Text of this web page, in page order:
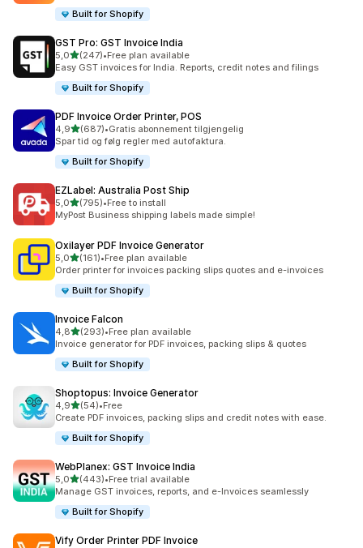
Built for Shopify
GST Pro: GST Invoice India
5,0av 5 stjerner
(247)
Totalt 247 omtaler
•Free plan available
Easy GST invoices for India. Reports, credit notes and filings
Built for Shopify
PDF Invoice Order Printer, POS
4,9av 5 stjerner
(687)
Totalt 687 omtaler
•Gratis abonnement tilgjengelig
Spar tid og følg regler med autofaktura.
Built for Shopify
EZLabel: Australia Post Ship
5,0av 5 stjerner
(795)
Totalt 795 omtaler
•Free to install
MyPost Business shipping labels made simple!
Oxilayer PDF Invoice Generator
5,0av 5 stjerner
(161)
Totalt 161 omtaler
•Free plan available
Order printer for invoices packing slips quotes and e-invoices
Built for Shopify
Invoice Falcon
4,8av 5 stjerner
(293)
Totalt 293 omtaler
•Free plan available
Invoice generator for PDF invoices, packing slips & quotes
Built for Shopify
Shoptopus: Invoice Generator
4,9av 5 stjerner
(54)
Totalt 54 omtaler
•Free
Create PDF invoices, packing slips and credit notes with ease.
Built for Shopify
WebPlanex: GST Invoice India
5,0av 5 stjerner
(443)
Totalt 443 omtaler
•Free trial available
Manage GST invoices, reports, and e-Invoices seamlessly
Built for Shopify
Vify Order Printer PDF Invoice